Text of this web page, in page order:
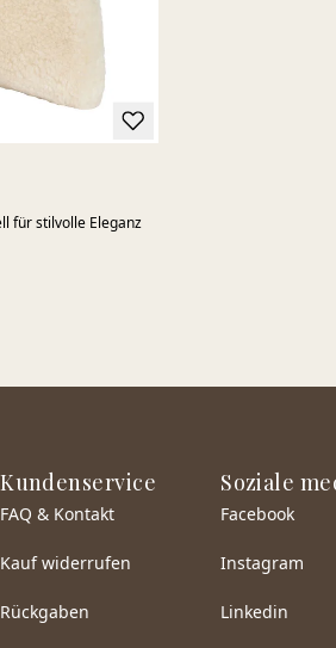
für stilvolle Eleganz
Kundenservice
FAQ & Kontakt
Kauf widerrufen
Rückgaben
Soziale
Facebook
Instagram
Linkedin